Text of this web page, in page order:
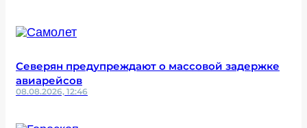
Северян предупреждают о массовой задержке
авиарейсов
08.08.2026, 12:46